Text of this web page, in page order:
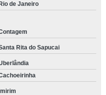
Rio de Janeiro
Rita do Sapucai
Imirim